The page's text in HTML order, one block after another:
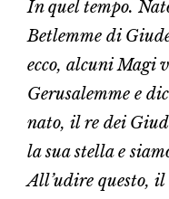
In quel tempo.
Betlemme di
ecco, alcuni Magi
Gerusalemme e
nato, il re dei
la sua stella e
All’udire questo,